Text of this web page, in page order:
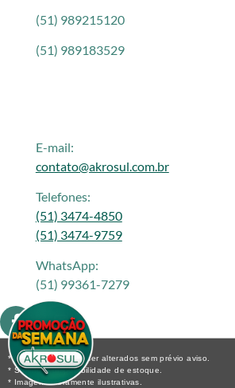
(51) 989215120
(51) 989183529
E-mail:
contato@akrosul.com.br
Telefones:
(51) 3474-4850
(51) 3474-9759
WhatsApp:
(51) 99361-7279
* Os preços podem ser alterados sem prévio aviso.
* Sujeito a disponibilidade de estoque.
* Imagens meramente ilustrativas.